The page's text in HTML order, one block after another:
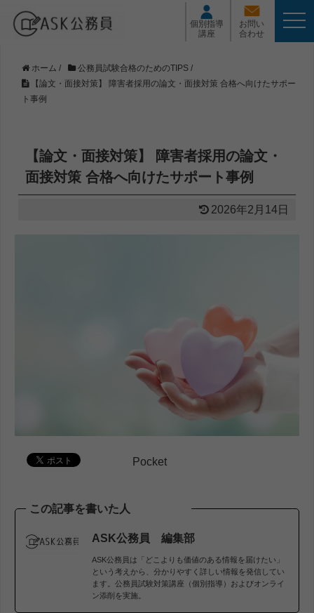
個別指導
講座
お問い
合わせ
t
o
g
e
o
ホーム / 公務員試験合格のためのTIPS /
【論文・面接対策】 障害者採用の論文・面接対策 合格へ向けたサポー
ト事例
【論文・面接対策】 障害者採用の論文・
面接対策 合格へ向けたサポート事例
2026年2月14日
Pocket
この記事を書いた人
ASK公務員 編集部
ASK公務員は「どこよりも価値のある情報を届けたい」
という考えから、分かりやすく詳しい情報を発信してい
ます。公務員試験対策講座（個別指導）およびオンライ
ン添削を実施。